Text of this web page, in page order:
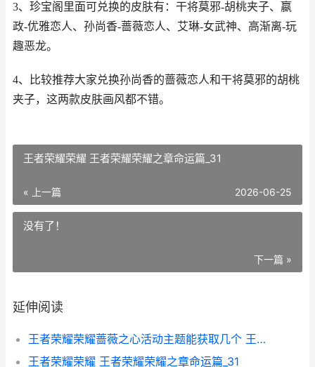
3、珍宝阁里面可兑换的皮肤有：干将莫邪-胡桃夹子、嬴
政-优雅恋人、孙尚香-蔷薇恋人、艾琳-女武神、高渐离-玩
趣恶龙。
4、比较推荐大家兑换孙尚香的蔷薇恋人和干将莫邪的胡桃
夹子，这两款皮肤画风都不错。
王者荣耀荣耀 王者荣耀荣耀之章命运篇_31
« 上一篇 2026-06-25
没有了！
下一篇 »
延伸阅读
王者荣耀荣耀蔷薇之心活动主题能获取几个 王者荣耀蔷薇之心最新活动
王者荣耀荣耀 王者荣耀荣耀之章命运篇_31